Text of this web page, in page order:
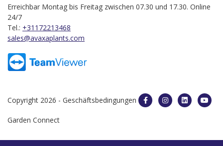
Erreichbar Montag bis Freitag zwischen 07.30 und 17.30. Online
24/7
Tel.: +31172213468
sales@avaxaplants.com
Copyright 2026 - Geschäftsbedingungen
Garden Connect